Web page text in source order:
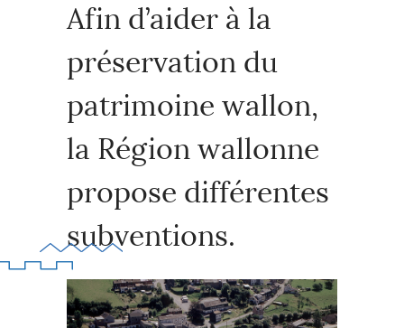
Afin d’aider à la
préservation du
patrimoine wallon,
la Région wallonne
propose différentes
subventions.